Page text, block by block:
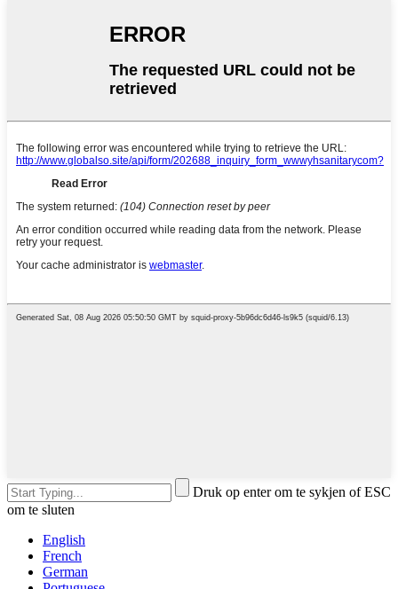
Druk op enter om te sykjen of ESC
om te sluten
English
French
German